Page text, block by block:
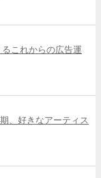
これからの広告運
、好きなアーティス